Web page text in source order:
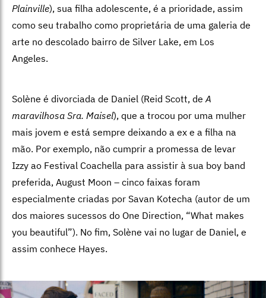
Plainville), sua filha adolescente, é a prioridade, assim
como seu trabalho como proprietária de uma galeria de
arte no descolado bairro de Silver Lake, em Los
Angeles.
Solène é divorciada de Daniel (Reid Scott, de A
maravilhosa Sra. Maisel), que a trocou por uma mulher
mais jovem e está sempre deixando a ex e a filha na
mão. Por exemplo, não cumprir a promessa de levar
Izzy ao Festival Coachella para assistir à sua boy band
preferida, August Moon – cinco faixas foram
especialmente criadas por Savan Kotecha (autor de um
dos maiores sucessos do One Direction, “What makes
you beautiful”). No fim, Solène vai no lugar de Daniel, e
assim conhece Hayes.